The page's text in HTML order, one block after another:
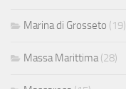
Marina di Grosseto (19)
Massa Marittima (28)